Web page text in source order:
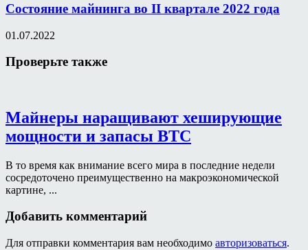
Состояние майнинга во II квартале 2022 года
01.07.2022
Проверьте также
Майнеры наращивают хеширующие
мощности и запасы BTC
В то время как внимание всего мира в последние недели
сосредоточено преимущественно на макроэкономической
картине, ...
Добавить комментарий
Для отправки комментария вам необходимо авторизоваться.